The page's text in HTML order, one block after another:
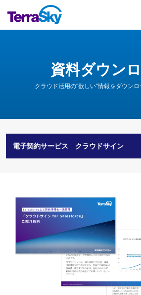
資料ダウン
クラウド活用の"欲しい"情報をダウン
電子契約サービス クラウドサイン